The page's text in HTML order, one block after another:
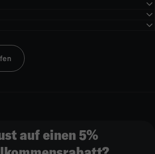
auf einen 5%